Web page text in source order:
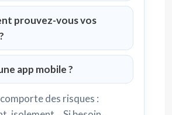
prouvez-vous vos
app mobile ?
des risques :